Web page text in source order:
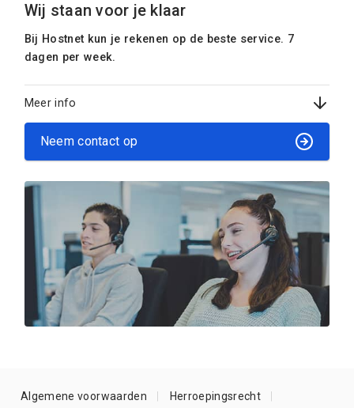
Wij staan voor je klaar
Bij Hostnet kun je rekenen op de beste service. 7
dagen per week.
Meer info
Neem contact op
Algemene voorwaarden Herroepingsrecht